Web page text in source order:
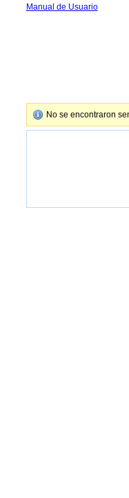
Manual de Usuario
No se encontraron